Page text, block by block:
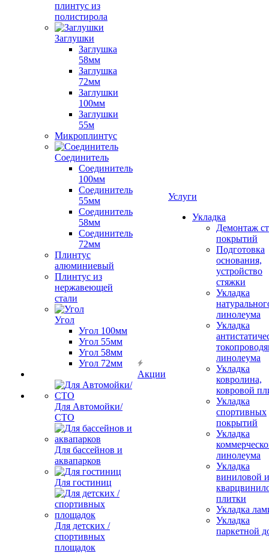
плинтус из
полистирола
Заглушки
Заглушка
58мм
Заглушка
72мм
Заглушки
100мм
Заглушки
55м
Микроплинтус
Соединитель
Соединитель
100мм
Соединитель
55мм
Соединитель
58мм
Соединитель
72мм
Плинтус
алюминиевый
Плинтус из
нержавеющей
стали
Угол
Угол 100мм
Угол 55мм
Угол 58мм
Угол 72мм
Для Автомойки/
СТО
Для бассейнов и
аквапарков
Для гостиниц
Для детских /
спортивных
площадок
Акции
Услуги
Укладка
Демонтаж
покрытий
Подготовка
основания,
устройство
стяжки
Укладка
линолеума
Укладка
линолеума
Укладка
ковролина,
ковровой
Укладка
спортивных
покрытий
Укладка
линолеума
Укладка
виниловой и
плитки
Укладка
Укладка
паркетной